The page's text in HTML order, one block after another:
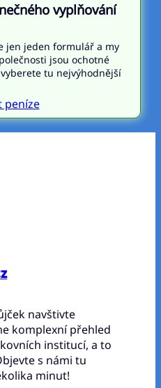
vyplňování
jen jeden formulář a my
jsou ochotné
tu nejvýhodnější
peníze
navštivte
komplexní přehled
institucí, a to
s námi tu
minut!